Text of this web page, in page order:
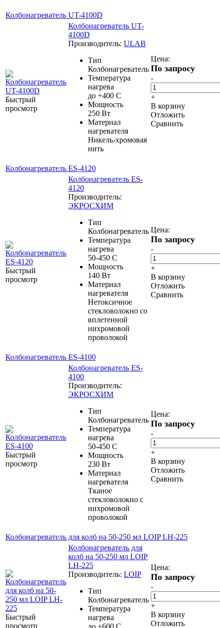
Колбонагреватель UT-4100D
Быстрый
просмотр
Колбонагреватель UT-
4100D
Производитель: ULAB
Тип
Колбонагреватель
Температура
нагрева
до +400 С
Мощность
250 Вт
Материал
нагревателя
Никель-хромовая
нить
Цена:
По запросу
-
+
В корзину
Отложить
Сравнить
Колбонагреватель ES-4120
Быстрый
просмотр
Колбонагреватель ES-
4120
Производитель:
ЭКРОСХИМ
Тип
Колбонагреватель
Температура
нагрева
50-450 С
Мощность
140 Вт
Материал
нагревателя
Нетоксичное
стекловолокно со
вплетенной
нихромовой
проволокой
Цена:
По запросу
-
+
В корзину
Отложить
Сравнить
Колбонагреватель ES-4100
Быстрый
просмотр
Колбонагреватель ES-
4100
Производитель:
ЭКРОСХИМ
Тип
Колбонагреватель
Температура
нагрева
50-450 С
Мощность
230 Вт
Материал
нагревателя
Тканое
стекловолокно с
нихромовой
проволокой
Цена:
По запросу
-
+
В корзину
Отложить
Сравнить
Колбонагреватель для колб на 50-250 мл LOIP LH-225
Быстрый
просмотр
Колбонагреватель для
колб на 50-250 мл LOIP
LH-225
Производитель: LOIP
Тип
Колбонагреватель
Температура
нагрева
до +600 С
Цена:
По запросу
-
+
В корзину
Отложить